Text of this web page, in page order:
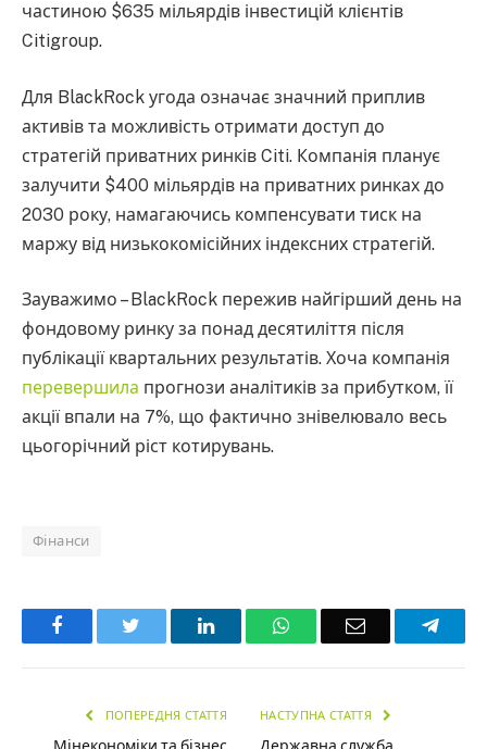
частиною $635 мільярдів інвестицій клієнтів
Citigroup.
Для BlackRock угода означає значний приплив
активів та можливість отримати доступ до
стратегій приватних ринків Citi. Компанія планує
залучити $400 мільярдів на приватних ринках до
2030 року, намагаючись компенсувати тиск на
маржу від низькокомісійних індексних стратегій.
Зауважимо – BlackRock пережив найгірший день на
фондовому ринку за понад десятиліття після
публікації квартальних результатів. Хоча компанія
перевершила прогнози аналітиків за прибутком, її
акції впали на 7%, що фактично знівелювало весь
цьогорічний ріст котирувань.
Фінанси
Facebook LinkedInWhatsAppEmail
ПОПЕРЕДНЯ СТАТТЯ
Мінекономіки та бізнес
НАСТУПНА СТАТТЯ
Державна служба